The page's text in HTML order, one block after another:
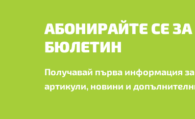
АБОНИРАЙТЕ СЕ
БЮЛЕТИН
Получавай първа информация
артикули, новини и